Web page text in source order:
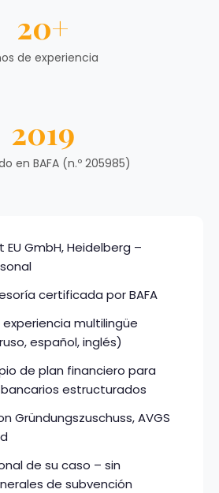
20+
de experiencia
2019
en BAFA (n.º 205985)
EU GmbH, Heidelberg –
certificada por BAFA
multilingüe
español, inglés)
de plan financiero para
estructurados
Gründungszuschuss, AVGS
de su caso – sin
de subvención